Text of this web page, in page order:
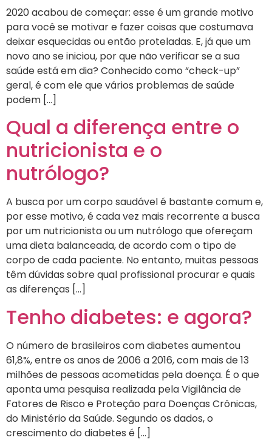
2020 acabou de começar: esse é um grande motivo
para você se motivar e fazer coisas que costumava
deixar esquecidas ou então proteladas. E, já que um
novo ano se iniciou, por que não verificar se a sua
saúde está em dia? Conhecido como “check-up”
geral, é com ele que vários problemas de saúde
podem […]
Qual a diferença entre o
nutricionista e o
nutrólogo?
A busca por um corpo saudável é bastante comum e,
por esse motivo, é cada vez mais recorrente a busca
por um nutricionista ou um nutrólogo que ofereçam
uma dieta balanceada, de acordo com o tipo de
corpo de cada paciente. No entanto, muitas pessoas
têm dúvidas sobre qual profissional procurar e quais
as diferenças […]
Tenho diabetes: e agora?
O número de brasileiros com diabetes aumentou
61,8%, entre os anos de 2006 a 2016, com mais de 13
milhões de pessoas acometidas pela doença. É o que
aponta uma pesquisa realizada pela Vigilância de
Fatores de Risco e Proteção para Doenças Crônicas,
do Ministério da Saúde. Segundo os dados, o
crescimento do diabetes é […]